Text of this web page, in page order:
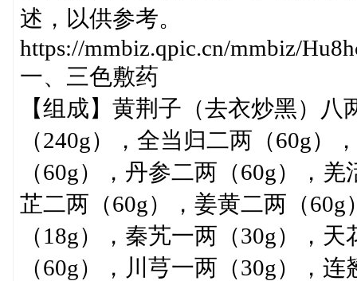
述，以供参考。
https://mmbiz.qpic.cn/mmbiz/
一、三色敷药
【组成】黄荆子（去衣炒黑）
（240g），全当归二两（60g）
（60g），丹参二两（60g），
芷二两（60g），姜黄二两（
（18g），秦艽一两（30g），
（60g），川芎一两（30g），